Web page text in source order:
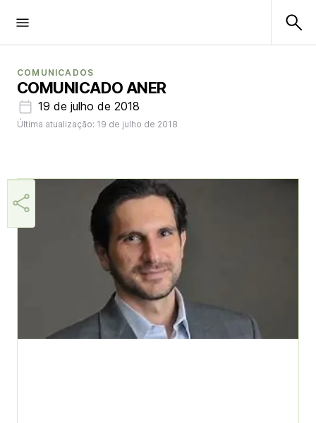
COMUNICADOS
COMUNICADO ANER
19 de julho de 2018
Última atualização: 19 de julho de 2018